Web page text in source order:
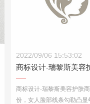
商标设计-瑞黎斯美容
2022/09/06 15:53:02
商标设计-瑞黎斯美容
商标设计-瑞黎斯美容护肤
份，女人脸部线条勾勒凸